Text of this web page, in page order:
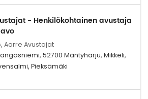
- Henkilökohtainen avustaja
Aarre Avustajat
52700 Mäntyharju, Mikkeli,
Pieksämäki